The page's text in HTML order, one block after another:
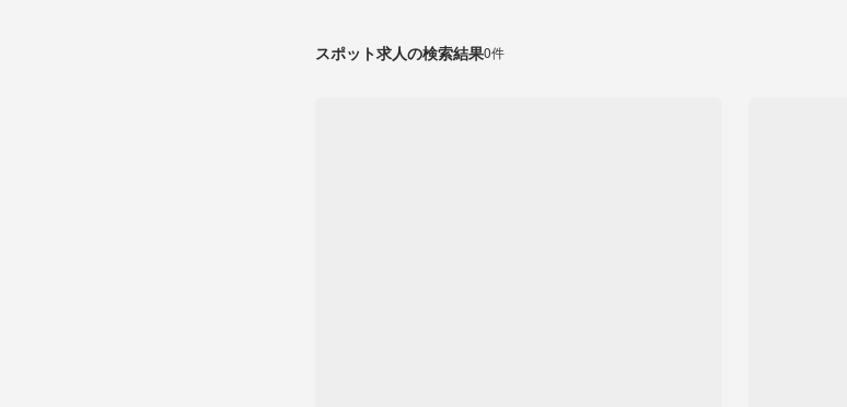
スポット求人の検索結果0件